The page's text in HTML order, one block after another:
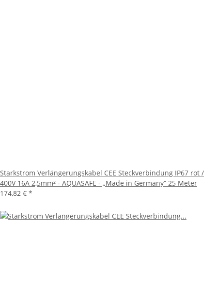
Starkstrom Verlängerungskabel CEE Steckverbindung IP67 rot /
400V 16A 2,5mm² - AQUASAFE - „Made in Germany“ 25 Meter
174,82 € *